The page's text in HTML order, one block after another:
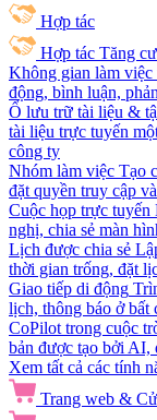
Hợp tác
Hợp tác Tăng
Không gian làm việc
động, bình luận,
Ổ lưu trữ tài liệu &
tài liệu trực tuyến
công ty
Nhóm làm việc Tạo
đặt quyền truy cập
Cuộc họp trực tuyến
nghị, chia sẻ màn
Lịch được chia sẻ
thời gian trống, đặt
Giao tiếp di động
lịch, thông báo ở bất
CoPilot trong cuộc
bản được tạo bởi AI,
Xem tất cả các tính
Trang web &